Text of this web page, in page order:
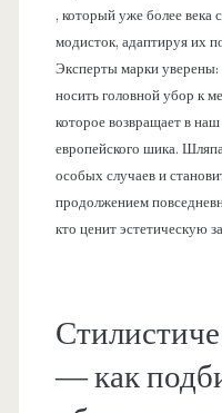
, который уже более века
модисток, адаптируя их
Эксперты марки
носить головной убор к
которое возвращает в
европейского шика.
особых случаев и
продолжением
кто ценит эстетическую
— как